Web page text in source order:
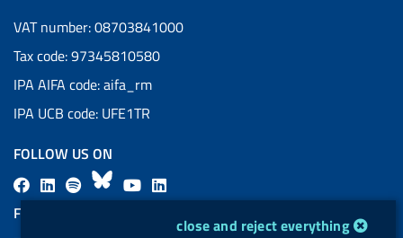
cookie management moduleclose and reject everything
VAT number: 08703841000
Tax code: 97345810580
IPA AIFA code: aifa_rm
IPA UCB code: UFE1TR
FOLLOW US ON
F
a
L
i
a
B
l
Y
o i
FEED RSS